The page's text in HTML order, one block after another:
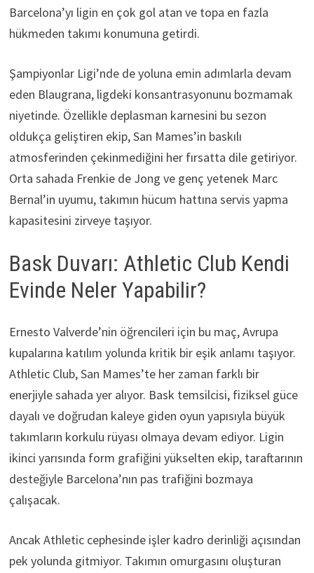
Barcelona’yı ligin en çok gol atan ve topa en fazla
hükmeden takımı konumuna getirdi.
Şampiyonlar Ligi’nde de yoluna emin adımlarla devam
eden Blaugrana, ligdeki konsantrasyonunu bozmamak
niyetinde. Özellikle deplasman karnesini bu sezon
oldukça geliştiren ekip, San Mames’in baskılı
atmosferinden çekinmediğini her fırsatta dile getiriyor.
Orta sahada Frenkie de Jong ve genç yetenek Marc
Bernal’in uyumu, takımın hücum hattına servis yapma
kapasitesini zirveye taşıyor.
Bask Duvarı: Athletic Club Kendi
Evinde Neler Yapabilir?
Ernesto Valverde’nin öğrencileri için bu maç, Avrupa
kupalarına katılım yolunda kritik bir eşik anlamı taşıyor.
Athletic Club, San Mames’te her zaman farklı bir
enerjiyle sahada yer alıyor. Bask temsilcisi, fiziksel güce
dayalı ve doğrudan kaleye giden oyun yapısıyla büyük
takımların korkulu rüyası olmaya devam ediyor. Ligin
ikinci yarısında form grafiğini yükselten ekip, taraftarının
desteğiyle Barcelona’nın pas trafiğini bozmaya
çalışacak.
Ancak Athletic cephesinde işler kadro derinliği açısından
pek yolunda gitmiyor. Takımın omurgasını oluşturan